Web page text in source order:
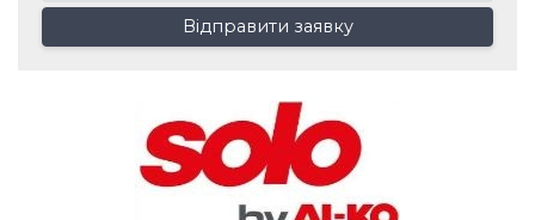
Відправити заявку